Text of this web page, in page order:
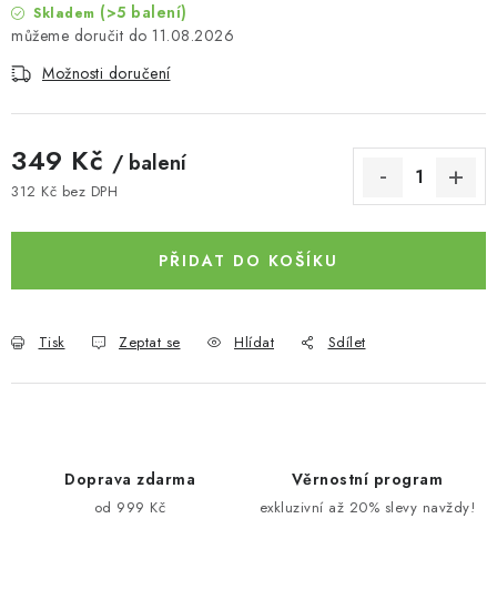
Skladem (>5 balení)
11.08.2026
Možnosti doručení
349 Kč / balení
312 Kč bez DPH
PŘIDAT DO KOŠÍKU
Tisk Zeptat se Hlídat Sdílet
Doprava zdarma
od 999 Kč
Věrnostní program
exkluzivní až 20% slevy navždy!